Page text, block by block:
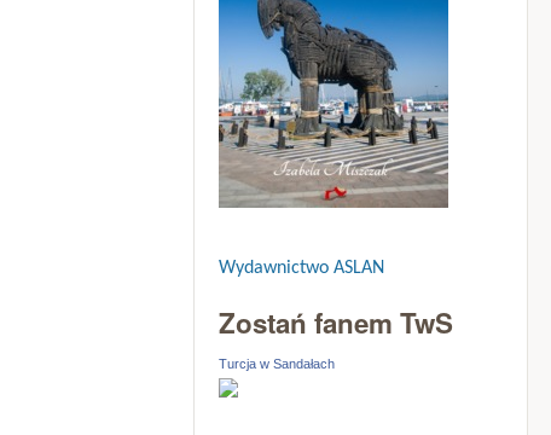
Wydawnictwo ASLAN
Zostań fanem TwS
Turcja w Sandałach